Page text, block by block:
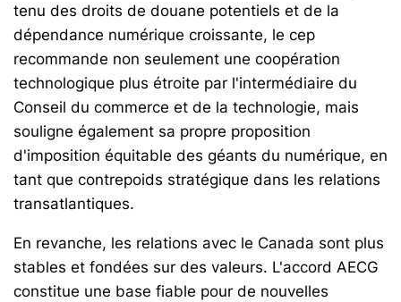
tenu des droits de douane potentiels et de la
dépendance numérique croissante, le cep
recommande non seulement une coopération
technologique plus étroite par l'intermédiaire du
Conseil du commerce et de la technologie, mais
souligne également sa propre proposition
d'imposition équitable des géants du numérique, en
tant que contrepoids stratégique dans les relations
transatlantiques.
En revanche, les relations avec le Canada sont plus
stables et fondées sur des valeurs. L'accord AECG
constitue une base fiable pour de nouvelles